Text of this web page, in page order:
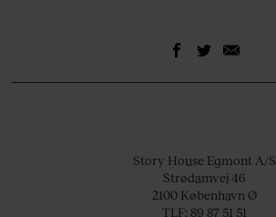
Story House Egmont A/S
Strødamvej 46
2100 København Ø
TLF: 89 87 51 51